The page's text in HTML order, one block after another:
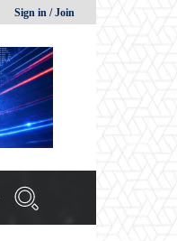
Sign in / Join